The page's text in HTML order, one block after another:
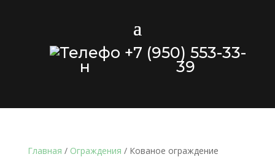
+7 (950) 553-33-
39
Главная / Ограждения / Кованое ограждение